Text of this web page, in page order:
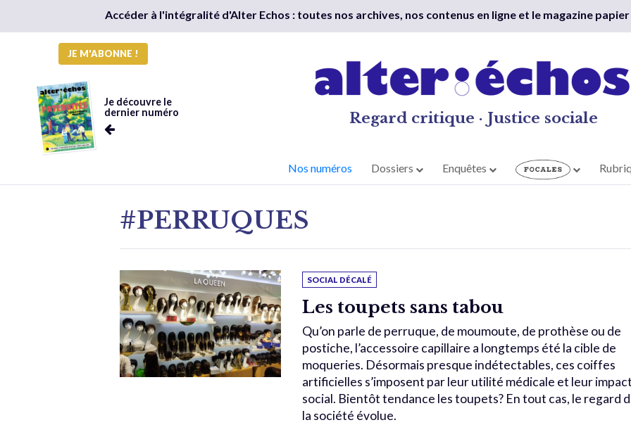
Accéder à l'intégralité d'Alter Echos : toutes nos archives, nos contenus en ligne et le magazine
JE M'ABONNE !
Je découvre le
dernier numéro
Regard critique · Justice sociale
Nos numéros Dossiers Enquêtes
#PERRUQUES
SOCIAL DÉCALÉ
Les toupets sans tabou
Qu’on parle de perruque, de moumoute, de prothèse ou de
postiche, l’accessoire capillaire a longtemps été la cible de
moqueries. Désormais presque indétectables, ces coiffes
artificielles s’imposent par leur utilité médicale et leur
social. Bientôt tendance les toupets? En tout cas, le regard
la société évolue.